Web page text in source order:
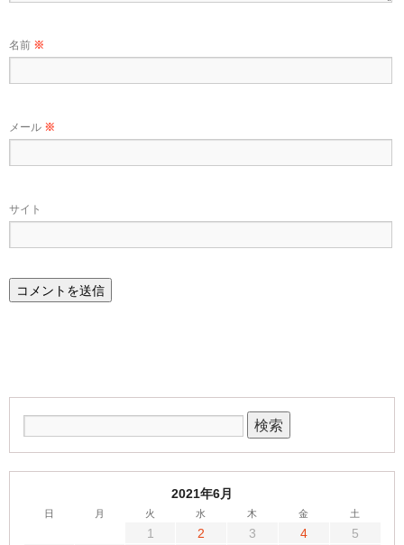
名前 ※
メール ※
サイト
2021年6月
日 月 火 水 木 金 土
1 2 3 4
5